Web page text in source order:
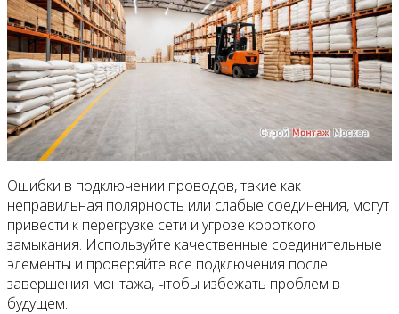
Ошибки в подключении проводов, такие как
неправильная полярность или слабые соединения, могут
привести к перегрузке сети и угрозе короткого
замыкания. Используйте качественные соединительные
элементы и проверяйте все подключения после
завершения монтажа, чтобы избежать проблем в
будущем.